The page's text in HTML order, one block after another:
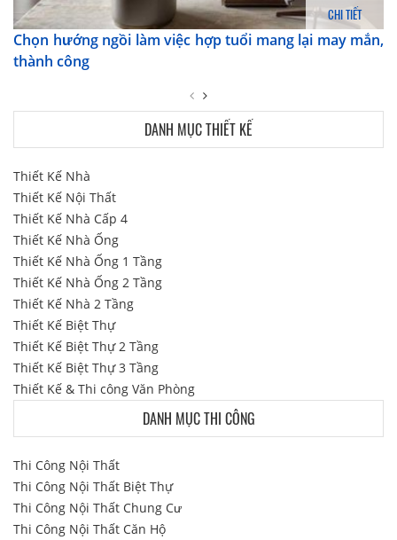
CHI TIẾT
Chọn hướng ngồi làm việc hợp tuổi mang lại may mắn,
thành công
DANH MỤC THIẾT KẾ
Thiết Kế Nhà
Thiết Kế Nội Thất
Thiết Kế Nhà Cấp 4
Thiết Kế Nhà Ống
Thiết Kế Nhà Ống 1 Tầng
Thiết Kế Nhà Ống 2 Tầng
Thiết Kế Nhà 2 Tầng
Thiết Kế Biệt Thự
Thiết Kế Biệt Thự 2 Tầng
Thiết Kế Biệt Thự 3 Tầng
Thiết Kế & Thi công Văn Phòng
DANH MỤC THI CÔNG
Thi Công Nội Thất
Thi Công Nội Thất Biệt Thự
Thi Công Nội Thất Chung Cư
Thi Công Nội Thất Căn Hộ